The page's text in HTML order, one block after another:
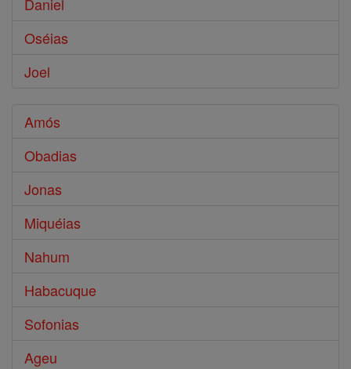
Daniel
Oséias
Joel
Amós
Obadias
Jonas
Miquéias
Nahum
Habacuque
Sofonias
Ageu